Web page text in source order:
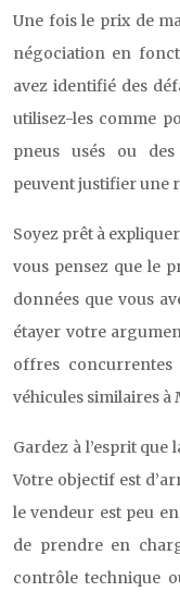
Une fois le prix de
négociation en
avez identifié des
utilisez-les comme
pneus usés ou
peuvent justifier une
Soyez prêt à
vous pensez que le
données que vous
étayer votre
offres
véhicules similaires à
Gardez à l’esprit
Votre objectif est
le vendeur est peu
de prendre en
contrôle technique